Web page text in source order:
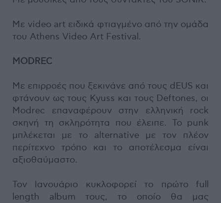
Με video art ειδικά φτιαγμένο από την ομάδα
του Athens Video Art Festival.
MODREC
Με επιρροές που ξεκινάνε από τους dEUS και
φτάνουν ως τους Kyuss και τους Deftones, οι
Modrec επαναφέρουν στην ελληνική rock
σκηνή τη σκληρότητα που έλειπε. Το punk
μπλέκεται με το alternative με τον πλέον
περίτεχνο τρόπο και το αποτέλεσμα είναι
αξιοθαύμαστο.
Τον Ιανουάριο κυκλοφορεί το πρώτο full
length album τους, το οποίο θα μας